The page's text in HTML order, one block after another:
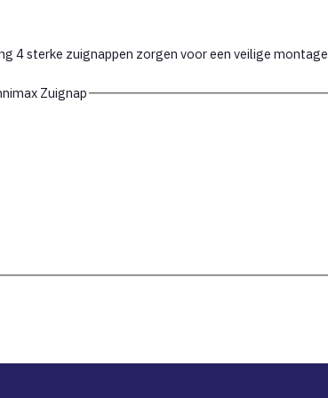
4 sterke zuignappen zorgen voor een veilige montage
Zuignap